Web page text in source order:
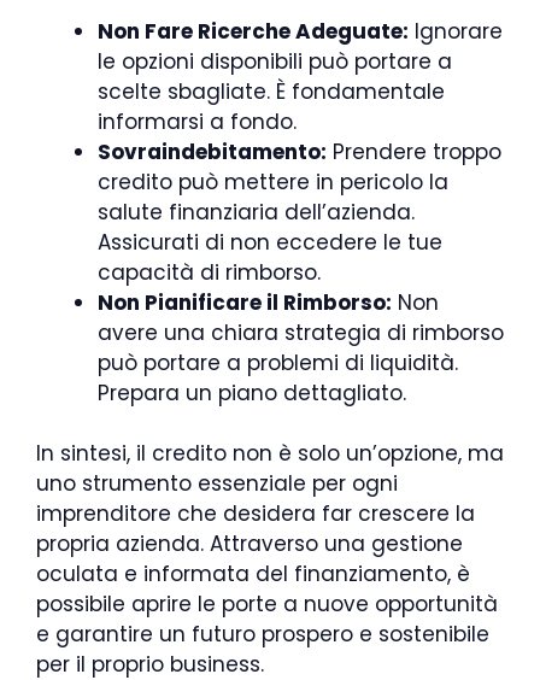
Non Fare Ricerche Adeguate: Ignorare
le opzioni disponibili può portare a
scelte sbagliate. È fondamentale
informarsi a fondo.
Sovraindebitamento: Prendere troppo
credito può mettere in pericolo la
salute finanziaria dell’azienda.
Assicurati di non eccedere le tue
capacità di rimborso.
Non Pianificare il Rimborso: Non
avere una chiara strategia di rimborso
può portare a problemi di liquidità.
Prepara un piano dettagliato.
In sintesi, il credito non è solo un’opzione, ma
uno strumento essenziale per ogni
imprenditore che desidera far crescere la
propria azienda. Attraverso una gestione
oculata e informata del finanziamento, è
possibile aprire le porte a nuove opportunità
e garantire un futuro prospero e sostenibile
per il proprio business.